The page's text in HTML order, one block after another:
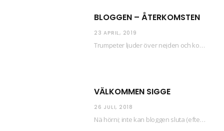
BLOGGEN – ÅTERKOMSTEN
23 APRIL, 2019
Trumpeter ljuder över nejden och konfetti regnar längsmed husfasaderna – FREDEN ÄR HÄR! Eller ahem.…
VÄLKOMMEN SIGGE
26 JULI, 2018
Nä hörni; inte kan bloggen sluta (eftersom jag så sällan uppdaterar skiten) i sånt supermoll.…